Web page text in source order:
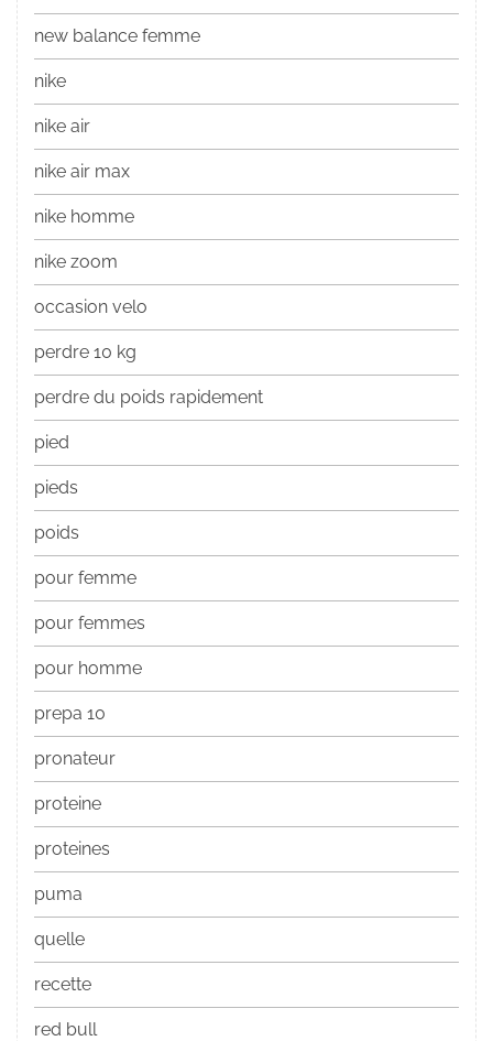
new balance femme
nike
nike air
nike air max
nike homme
nike zoom
occasion velo
perdre 10 kg
perdre du poids rapidement
pied
pieds
poids
pour femme
pour femmes
pour homme
prepa 10
pronateur
proteine
proteines
puma
quelle
recette
red bull